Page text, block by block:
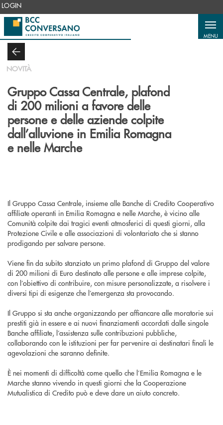
Salta al contenuto principale
LOGIN
MENU
NOVITÀ
Gruppo Cassa Centrale, plafond
di 200 milioni a favore delle
persone e delle aziende colpite
dall’alluvione in Emilia Romagna
e nelle Marche
Il Gruppo Cassa Centrale, insieme alle Banche di Credito Cooperativo
affiliate operanti in Emilia Romagna e nelle Marche, è vicino alle
Comunità colpite dai tragici eventi atmosferici di questi giorni, alla
Protezione Civile e alle associazioni di volontariato che si stanno
prodigando per salvare persone.
Viene fin da subito stanziato un primo plafond di Gruppo del valore
di 200 milioni di Euro destinato alle persone e alle imprese colpite,
con l’obiettivo di contribuire, con misure personalizzate, a risolvere i
diversi tipi di esigenze che l’emergenza sta provocando.
Il Gruppo si sta anche organizzando per affiancare alle moratorie sui
prestiti già in essere e ai nuovi finanziamenti accordati dalle singole
Banche affiliate, l’assistenza sulle contribuzioni pubbliche,
collaborando con le istituzioni per far pervenire ai destinatari finali le
agevolazioni che saranno definite.
È nei momenti di difficoltà come quello che l’Emilia Romagna e le
Marche stanno vivendo in questi giorni che la Cooperazione
Mutualistica di Credito può e deve dare un aiuto concreto.